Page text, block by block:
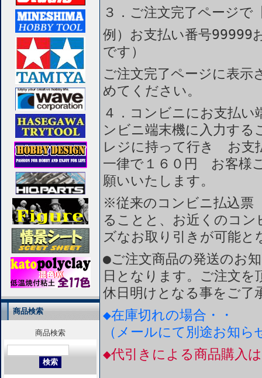
商品検索
商品検索
３．ご注文完了ページで
例）お支払い番号
です）
ご注文完了ページに表
めてください。
４．コンビニにお支払
ンビニ端末機に入力す
レジに持って行き お支
一律で１６０円 お客様
願いいたします。
※従来のコンビニ払込票
ることと、お近くのコ
ズなお取り引きが可能
●ご注文商品の発送のお
日となります。ご注文を
休日明けとなる事をご了
◆在庫切れの場合・・
（メールにて別途お知
◆代引きによる商品購入